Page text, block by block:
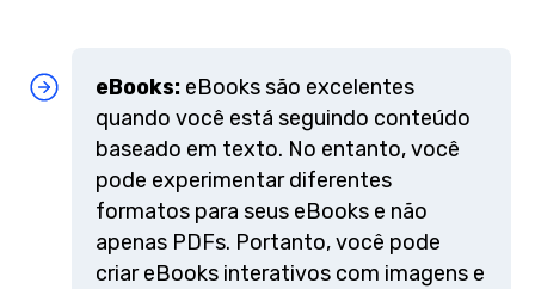
eBooks: eBooks são excelentes
quando você está seguindo conteúdo
baseado em texto. No entanto, você
pode experimentar diferentes
formatos para seus eBooks e não
apenas PDFs. Portanto, você pode
criar eBooks interativos com imagens e